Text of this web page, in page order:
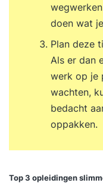
doen wat
Plan deze
Als er dan
werk op je
wachten,
bedacht
oppakken.
Top 3 opleidingen